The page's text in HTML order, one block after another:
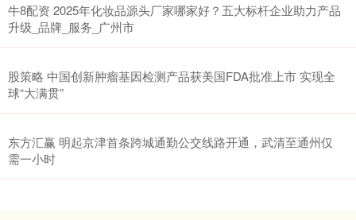
牛8配资 2025年化妆品源头厂家哪家好？五大标杆企业助力产品
升级_品牌_服务_广州市
股策略 中国创新肿瘤基因检测产品获美国FDA批准上市 实现全
球“大满贯”
东方汇赢 明起京津首条跨城通勤公交线路开通，武清至通州仅
需一小时